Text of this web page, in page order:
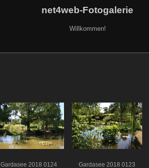
net4web-Fotogalerie
Willkommen!
Gardasee 2018 0124 Gardasee 2018 0123